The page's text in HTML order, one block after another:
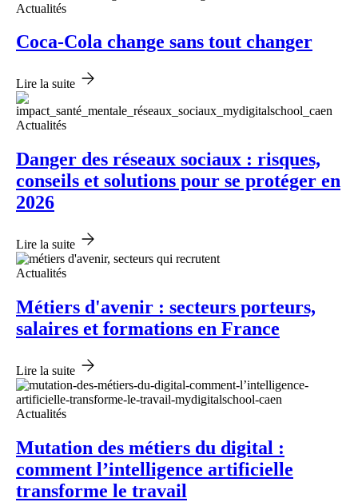
Actualités
Coca-Cola change sans tout changer
Lire la suite
Actualités
Danger des réseaux sociaux : risques,
conseils et solutions pour se protéger en
2026
Lire la suite
Actualités
Métiers d'avenir : secteurs porteurs,
salaires et formations en France
Lire la suite
Actualités
Mutation des métiers du digital :
comment l’intelligence artificielle
transforme le travail